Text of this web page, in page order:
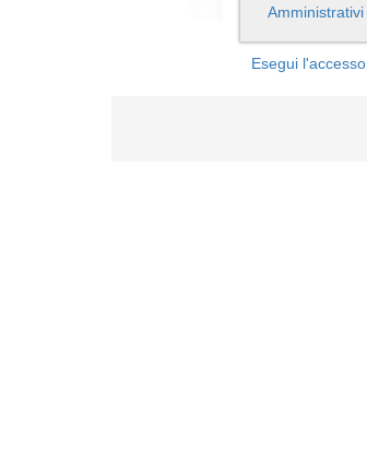
Amministrativi
Esegui l'accesso